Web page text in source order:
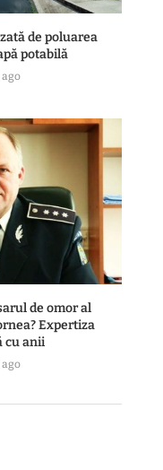
de poluarea
potabilă
de omor al
Expertiza
cu anii